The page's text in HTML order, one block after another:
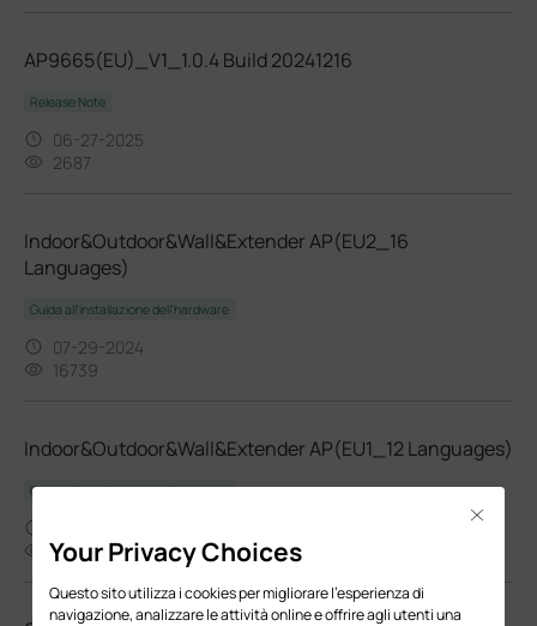
AP9665(EU)_V1_1.0.4 Build 20241216
Release Note
06-27-2025
2687
Indoor&Outdoor&Wall&Extender AP(EU2_16
Languages)
Guida all'installazione dell'hardware
07-29-2024
16739
Indoor&Outdoor&Wall&Extender AP(EU1_12 Languages)
Guida all'installazione dell'hardware
16995
Your Privacy Choices
Questo sito utilizza i cookies per migliorare l'esperienza di
navigazione, analizzare le attività online e offrire agli utenti una
Close